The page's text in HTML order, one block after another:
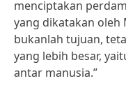
menciptakan
yang dikatakan oleh
bukanlah tujuan,
yang lebih besar,
antar manusia.”